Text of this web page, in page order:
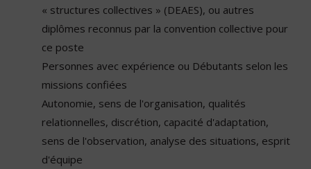
« structures collectives » (DEAES), ou autres
diplômes reconnus par la convention collective pour
ce poste
Personnes avec expérience ou Débutants selon les
missions confiées
Autonomie, sens de l'organisation, qualités
relationnelles, discrétion, capacité d'adaptation,
sens de l'observation, analyse des situations, esprit
d'équipe